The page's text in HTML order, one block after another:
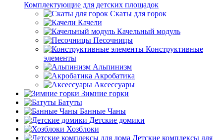
Комплектующие для детских площадок
Скаты для горок
Качели
Качельный модуль
Песочницы
Конструктивные
элементы
Альпинизм
Акробатика
Аксессуары
Зимние горки
Батуты
Банные Чаны
Детские домики
Хозблоки
Детские комплексы для